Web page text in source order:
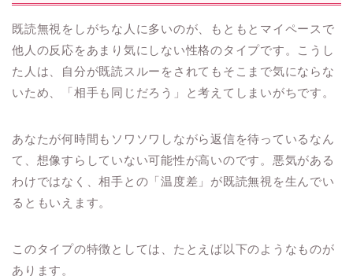
既読無視をしがちな人に多いのが、もともとマイペースで
他人の反応をあまり気にしない性格のタイプです。こうし
た人は、自分が既読スルーをされてもそこまで気にならな
いため、「相手も同じだろう」と考えてしまいがちです。
あなたが何時間もソワソワしながら返信を待っているなん
て、想像すらしていない可能性が高いのです。悪気がある
わけではなく、相手との「温度差」が既読無視を生んでい
るともいえます。
このタイプの特徴としては、たとえば以下のようなものが
あります。